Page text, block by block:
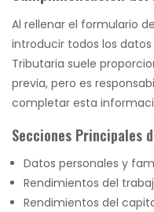
Al rellenar el formulario
introducir todos los
Tributaria suele
previa, pero es
completar esta
Secciones Principales
Datos personales y
Rendimientos del
Rendimientos del